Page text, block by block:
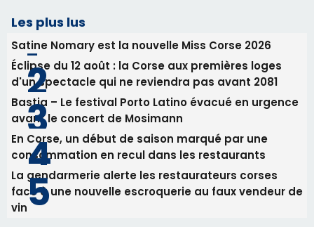
face à une nouvelle escroquerie au faux vendeur de
vin
Newsletter
Inscrivez-vous à la newsletter de CNI et recevez par
email les infos les plus importantes et une sélection de
nos meilleurs articles